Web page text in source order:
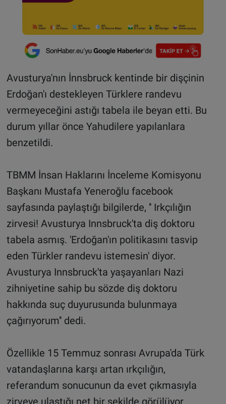
Avusturya'nın İnnsbruck kentinde bir dişçinin
Erdoğan'ı destekleyen Türklere randevu
vermeyeceğini astığı tabela ile beyan etti. Bu
durum yıllar önce Yahudilere yapılanlara
benzetildi.
TBMM İnsan Haklarını İnceleme Komisyonu
Başkanı Mustafa Yeneroğlu facebook
sayfasında paylaştığı bilgilerde, '' Irkçılığın
zirvesi! Avusturya Innsbruck'ta diş doktoru
tabela asmış. 'Erdoğan'ın politikasını tasvip
eden Türkler randevu istemesin' diyor.
Avusturya Innsbruck'ta yaşayanları Nazi
zihniyetine sahip bu sözde diş doktoru
hakkında suç duyurusunda bulunmaya
çağırıyorum'' dedi.
Özellikle 15 Temmuz sonrası Avrupa'da Türk
vatandaşlarına karşı artan ırkçılığın,
referandum sonucunun da evet çıkmasıyla
zirveye ulaştığı net bir şekilde görülüyor.